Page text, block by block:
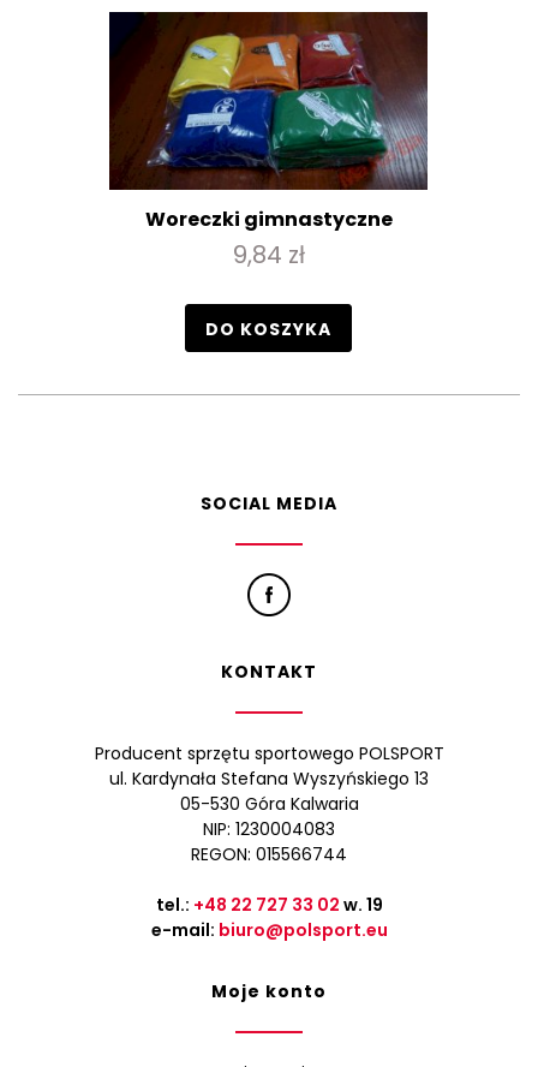
Woreczki gimnastyczne
9,84 zł
DO KOSZYKA
SOCIAL MEDIA
KONTAKT
Producent sprzętu sportowego POLSPORT
ul. Kardynała Stefana Wyszyńskiego 13
05-530 Góra Kalwaria
NIP: 1230004083
REGON: 015566744
tel.: +48 22 727 33 02 w. 19
e-mail: biuro@polsport.eu
Moje konto